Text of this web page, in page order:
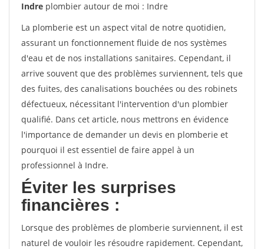
Indre plombier autour de moi : Indre
La plomberie est un aspect vital de notre quotidien,
assurant un fonctionnement fluide de nos systèmes
d'eau et de nos installations sanitaires. Cependant, il
arrive souvent que des problèmes surviennent, tels que
des fuites, des canalisations bouchées ou des robinets
défectueux, nécessitant l'intervention d'un plombier
qualifié. Dans cet article, nous mettrons en évidence
l'importance de demander un devis en plomberie et
pourquoi il est essentiel de faire appel à un
professionnel à Indre.
Éviter les surprises
financières :
Lorsque des problèmes de plomberie surviennent, il est
naturel de vouloir les résoudre rapidement. Cependant,